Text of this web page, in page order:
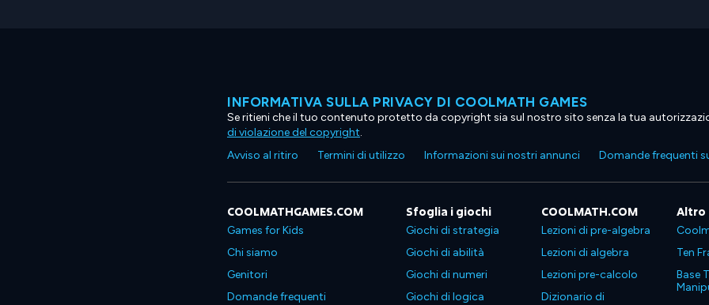
INFORMATIVA SULLA PRIVACY DI COOLMATH GAMES
Se ritieni che il tuo contenuto protetto da copyright sia sul nostro sito senza la tua
di violazione del copyright.
Avviso al ritiro
Termini di utilizzo Informazioni sui nostri annunci Domande frequenti
COOLMATHGAMES.COM
Games for Kids
Chi siamo
Genitori
Domande frequenti
Sfoglia i giochi
Giochi di strategia
Giochi di abilità
Giochi di numeri
Giochi di logica
COOLMATH.COM
Lezioni di pre-algebra
Lezioni di algebra
Lezioni pre-calcolo
Dizionario di
Altro
Ten
Base